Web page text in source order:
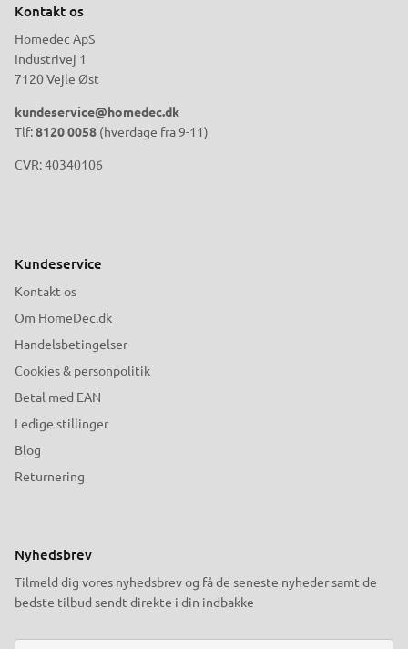
Kontakt os
Homedec ApS
Industrivej 1
7120 Vejle Øst
kundeservice@homedec.dk
Tlf:8120 0058 (hverdage fra 9-11)
CVR: 40340106
Kundeservice
Kontakt os
Om HomeDec.dk
Handelsbetingelser
Cookies & personpolitik
Betal med EAN
Ledige stillinger
Blog
Returnering
Nyhedsbrev
Tilmeld dig vores nyhedsbrev og få de seneste nyheder samt de
bedste tilbud sendt direkte i din indbakke